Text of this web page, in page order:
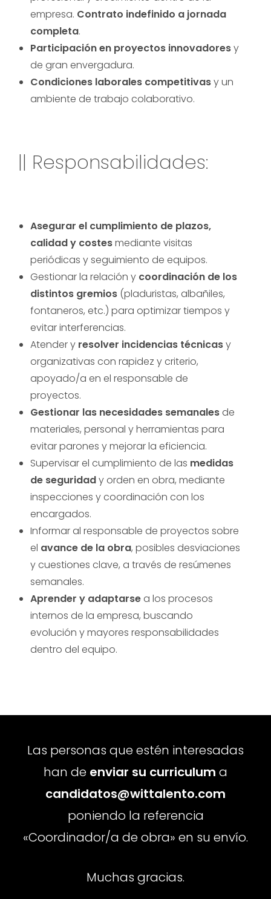
empresa. Contrato indefinido a jornada
completa.
Participación en proyectos innovadoresy
de gran envergadura.
Condiciones laborales competitivasy un
ambiente de trabajo colaborativo.
|| Responsabilidades:
Asegurar el cumplimiento de plazos,
calidad y costesmediante visitas
periódicas y seguimiento de equipos.
Gestionar la relación y coordinación de los
distintos gremios (pladuristas, albañiles,
fontaneros, etc.) para optimizar tiempos y
evitar interferencias.
Atender y resolver incidencias técnicasy
organizativas con rapidez y criterio,
apoyado/a en el responsable de
proyectos.
Gestionar las necesidades semanalesde
materiales, personal y herramientas para
evitar parones y mejorar la eficiencia.
Supervisar el cumplimiento de las medidas
de seguridady orden en obra, mediante
inspecciones y coordinación con los
encargados.
Informar al responsable de proyectos sobre
el avance de la obra, posibles desviaciones
y cuestiones clave, a través de resúmenes
semanales.
Aprender y adaptarsea los procesos
internos de la empresa, buscando
evolución y mayores responsabilidades
dentro del equipo.
Las personas que estén interesadas
han de enviar su curriculum a
candidatos@wittalento.com
poniendo la referencia
«Coordinador/a de obra» en su envío.
Muchas gracias.